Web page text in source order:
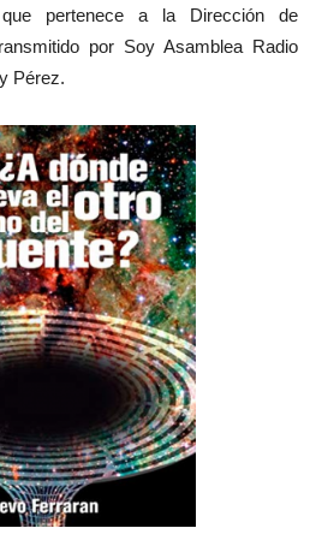
pertenece a la Dirección de
por Soy Asamblea Radio
Pérez.